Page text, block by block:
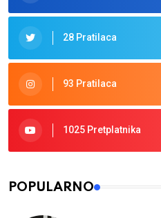
28 Pratilaca
93 Pratilaca
1025 Pretplatnika
POPULARNO